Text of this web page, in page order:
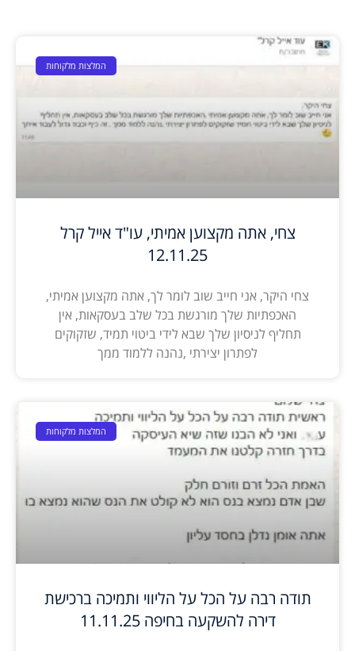
המלצות מלקוחות
צחי, אתה מקצוען אמיתי, עו"ד אייל קרל
12.11.25
צחי היקר, אני חייב שוב לומר לך, אתה מקצוען אמיתי,
האכפתיות שלך מורגשת בכל שלב בעסקאות, אין
תחליף לניסיון שלך שבא לידי ביטוי תמיד, שזקוקים
לפתרון יצירתי ,נהנה ללמוד ממך
המלצות מלקוחות
תודה רבה על הכל על הליווי ותמיכה ברכישת
דירה להשקעה בחיפה 11.11.25